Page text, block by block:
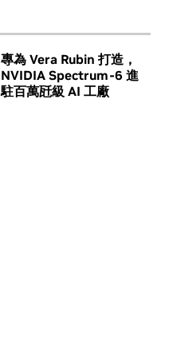
專為 Vera Rubin 打造，
NVIDIA Spectrum-6 進
駐百萬瓩級 AI 工廠